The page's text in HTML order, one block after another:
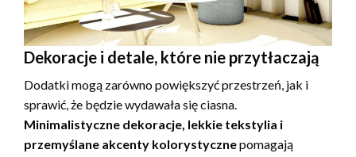
Dekoracje i detale, które nie przytłaczają
Dodatki mogą zarówno powiększyć przestrzeń, jak i
sprawić, że będzie wydawała się ciasna.
Minimalistyczne dekoracje, lekkie tekstylia i
przemyślane akcenty kolorystycznepomagają